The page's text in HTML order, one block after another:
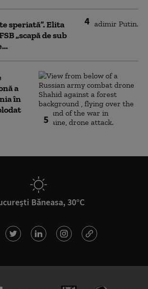
4
speriată”. Elita
„scapă de sub
5
a
în
Băneasa, 30°C